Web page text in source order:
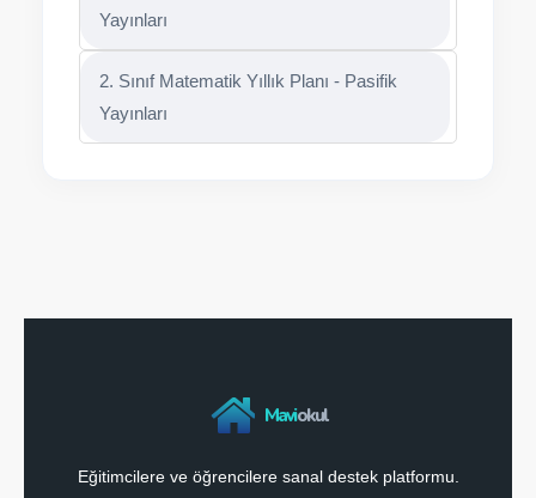
Yayınları
2. Sınıf Matematik Yıllık Planı - Pasifik
Yayınları
Maviokul
Eğitimcilere ve öğrencilere sanal destek platformu.